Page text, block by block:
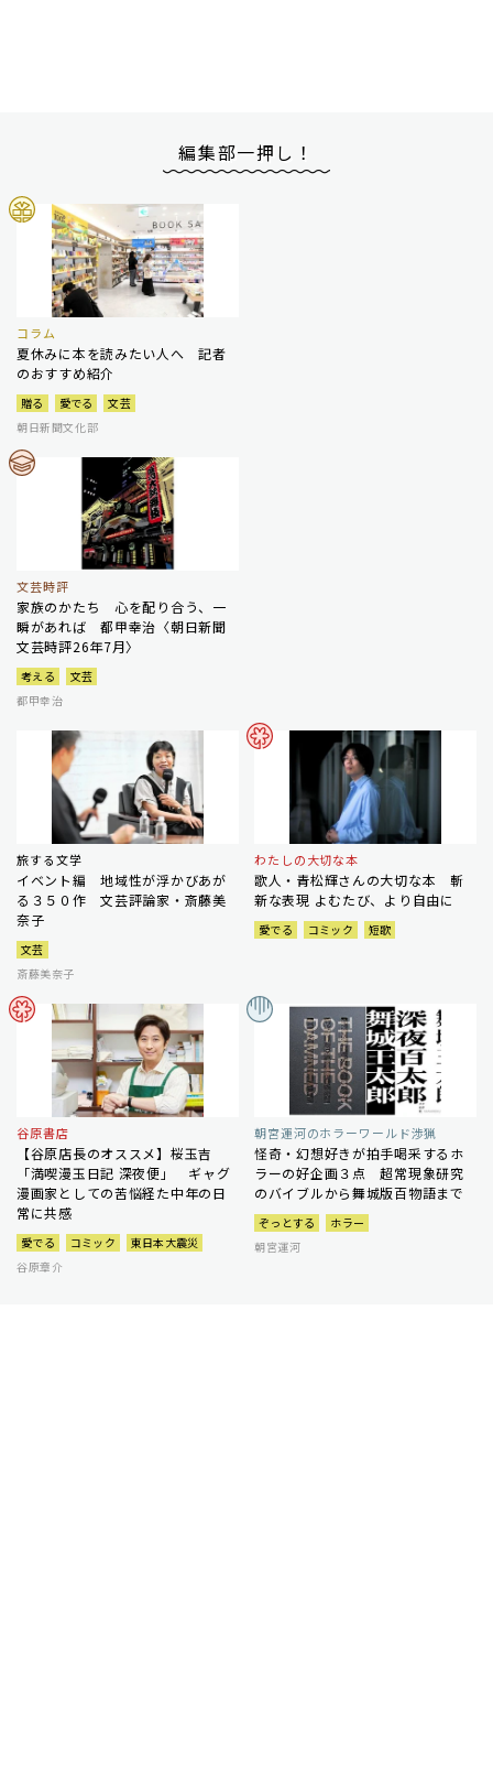
編集部一押し！
コラム
夏休みに本を読みたい人へ 記者
のおすすめ紹介
贈る 愛でる
文芸
朝日新聞文化部
文芸時評
家族のかたち 心を配り合う、一
瞬があれば 都甲幸治〈朝日新聞
文芸時評26年7月〉
考える
文芸
都甲幸治
旅する文学
イベント編 地域性が浮かびあが
る３５０作 文芸評論家・斎藤美
奈子
文芸
斎藤美奈子
わたしの大切な本
歌人・青松輝さんの大切な本 斬
新な表現 よむたび、より自由に
愛でる コミック 短歌
谷原書店
【谷原店長のオススメ】桜玉吉
「満喫漫玉日記 深夜便」 ギャグ
漫画家としての苦悩経た中年の日
常に共感
愛でる コミック
東日本大震災
谷原章介
朝宮運河のホラーワールド渉猟
怪奇・幻想好きが拍手喝采するホ
ラーの好企画３点 超常現象研究
のバイブルから舞城版百物語まで
ぞっとする
ホラー
朝宮運河